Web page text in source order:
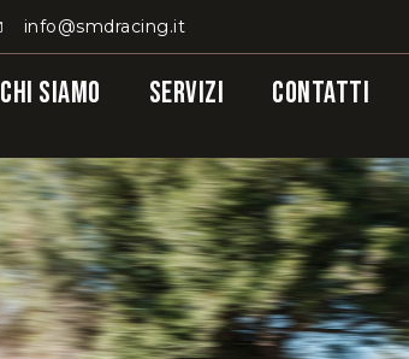
info@smdracing.it
Chi Siamo Servizi Contatti